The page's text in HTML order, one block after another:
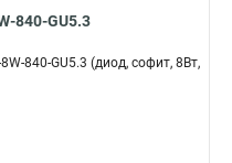
840-GU5.3
840-GU5.3 (диод, софит, 8Вт,